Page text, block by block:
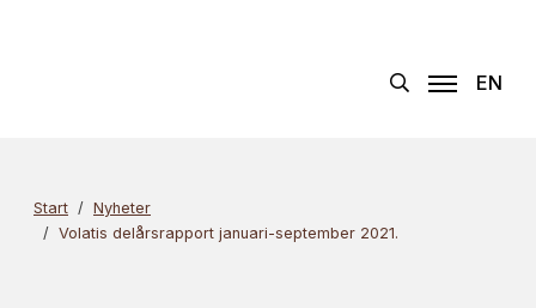
EN
Start
Nyheter
Volatis delårsrapport januari-september 2021.